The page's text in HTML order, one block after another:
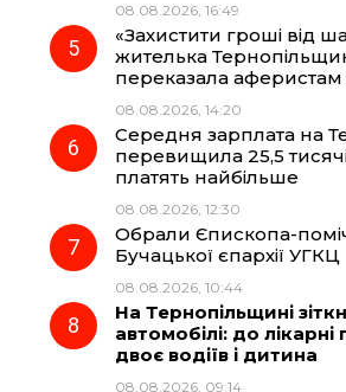
08.08.2026, 16:49
«Захистити гроші від
жителька
переказала аферистам
08.08.2026, 14:20
Середня зарплата на
перевищила 25,5
платять найбільше
08.08.2026, 12:30
Обрали Єпископа-
Бучацької єпархії УГКЦ
08.08.2026, 10:44
На Тернопільщині
автомобілі: до
двоє водіїв і дитина
08.08.2026, 09:14